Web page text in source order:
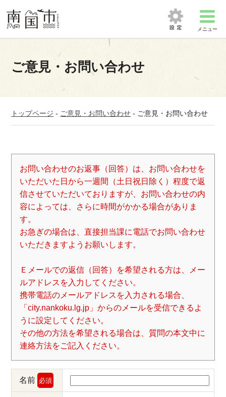
メニュー
ご意見・お問い合わせ
トップページ - ご意見・お問い合わせ - ご意見・お問い合わせ
お問い合わせのお返事（回答）は、お問い合わせを
いただいた日から一週間（土日祝日除く）程度で返
信させていただいておりますが、お問い合わせの内
容によっては、さらに時間がかかる場合がありま
す。
お急ぎの場合は、直接担当課に電話でお問い合わせ
いただきますようお願いします。
Ｅメールでの返信（回答）を希望される方は、メー
ルアドレスを入力してください。
携帯電話のメールアドレスを入力される場合、
「city.nankoku.lg.jp」からのメールを受信できるよ
うに設定してください。
その他の方法を希望される場合は、質問の本文中に
連絡方法をご記入ください。
名前 必須